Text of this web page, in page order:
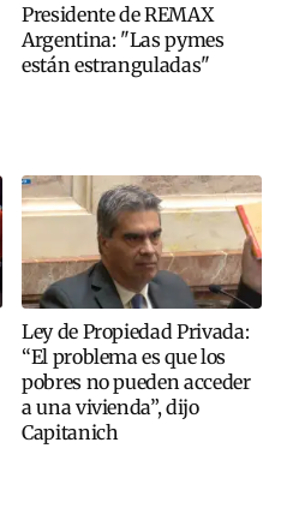
Presidente de REMAX
Argentina: "Las pymes
están estranguladas"
Ley de Propiedad Privada:
“El problema es que los
pobres no pueden acceder
a una vivienda”, dijo
Capitanich